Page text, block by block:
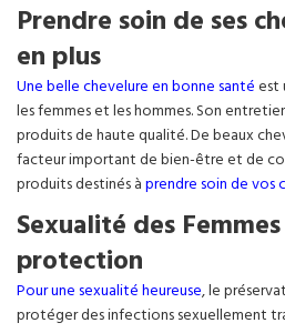
Prendre soin de ses
en plus
Une belle chevelure en bonne santéest
les femmes et les hommes. Son
produits de haute qualité. De beaux
facteur important de bien-être et de
produits destinés àprendre soin de vos
Sexualité des
protection
Pour une sexualité heureuse, le
protéger des infections sexuellement